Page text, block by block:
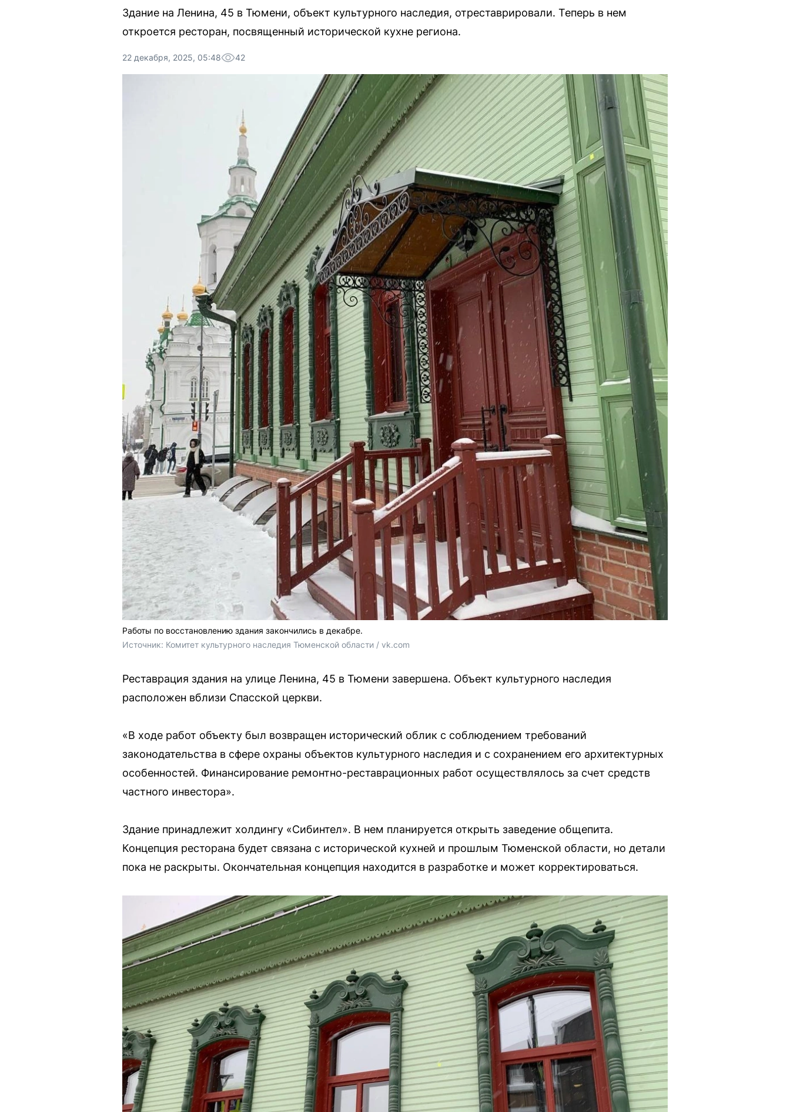
Здание на Ленина, 45 в Тюмени, объект культурного наследия, отреставрировали. Теперь в нем
откроется ресторан, посвященный исторической кухне региона.
22 декабря, 2025, 05:48 42
Работы по восстановлению здания закончились в декабре.
Источник: Комитет культурного наследия Тюменской области / vk.com
Реставрация здания на улице Ленина, 45 в Тюмени завершена. Объект культурного наследия
расположен вблизи Спасской церкви.
«В ходе работ объекту был возвращен исторический облик с соблюдением требований
законодательства в сфере охраны объектов культурного наследия и с сохранением его архитектурных
особенностей. Финансирование ремонтно-реставрационных работ осуществлялось за счет средств
частного инвестора».
Здание принадлежит холдингу «Сибинтел». В нем планируется открыть заведение общепита.
Концепция ресторана будет связана с исторической кухней и прошлым Тюменской области, но детали
пока не раскрыты. Окончательная концепция находится в разработке и может корректироваться.